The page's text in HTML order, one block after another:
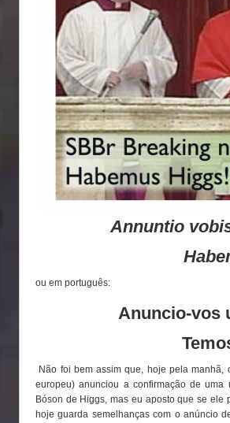
Annuntio
ou em português:
Anuncio-vos
Não foi bem assim que, hoje pela
europeu) anunciou a confirmação de
Bóson de Higgs, mas eu aposto que se ele
hoje guarda semelhanças com o anúncio